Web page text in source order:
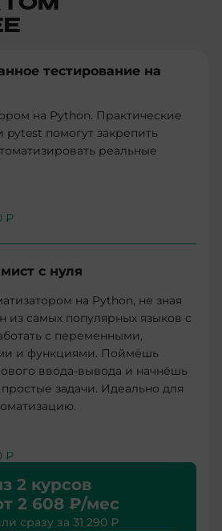
тестирование на
на Python. Практические
pytest помогут закрепить
реальные
₽
с нуля
на Python, не зная
из самых популярных языков с
с переменными,
и функциями. Поймёшь
ввода-вывода и начнёшь
задачи. Идеально для
₽
2 курсов
2 608 ₽/мес
сразу за 31 290 ₽